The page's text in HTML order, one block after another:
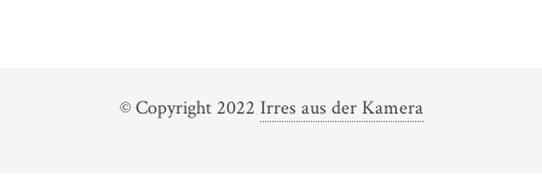
© Copyright 2022 Irres aus der Kamera